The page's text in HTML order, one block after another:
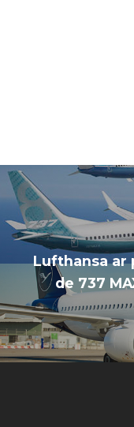
Lufthansa ar
de 737